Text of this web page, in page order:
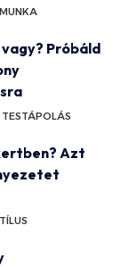
Próbáld
Azt